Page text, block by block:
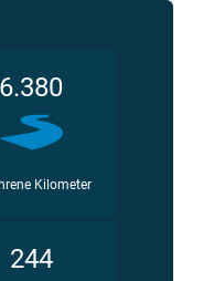
6.380
Kilometer
244